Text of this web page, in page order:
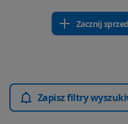
Zacznij
Zapisz filtry